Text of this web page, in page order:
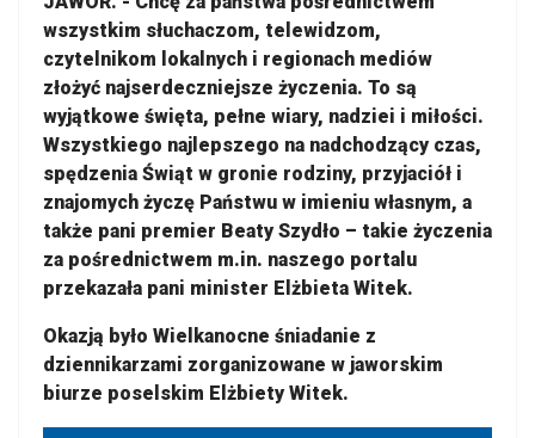
wszystkim słuchaczom, telewidzom,
czytelnikom lokalnych i regionach mediów
złożyć najserdeczniejsze życzenia. To są
wyjątkowe święta, pełne wiary, nadziei i miłości.
Wszystkiego najlepszego na nadchodzący czas,
spędzenia Świąt w gronie rodziny, przyjaciół i
znajomych życzę Państwu w imieniu własnym, a
także pani premier Beaty Szydło – takie życzenia
za pośrednictwem m.in. naszego portalu
przekazała pani minister Elżbieta Witek.
Okazją było Wielkanocne śniadanie z
dziennikarzami zorganizowane w jaworskim
biurze poselskim Elżbiety Witek.